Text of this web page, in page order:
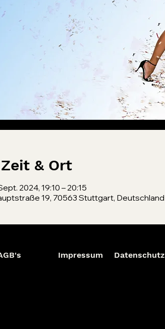
Zeit & Ort
2024, 19:10 – 20:15
19, 70563 Stuttgart, Deutschland
Impressum Datenschutz